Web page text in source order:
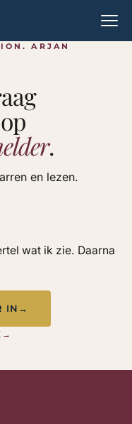
ARJAN
.
en lezen.
wat ik zie. Daarna
IN →
→